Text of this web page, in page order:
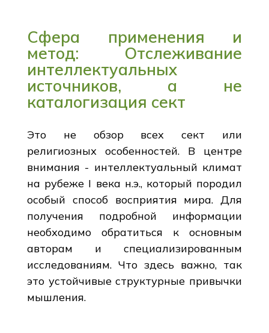
Сфера применения и
метод: Отслеживание
интеллектуальных
источников, а не
каталогизация сект
Это не обзор всех сект или
религиозных особенностей. В центре
внимания - интеллектуальный климат
на рубеже I века н.э., который породил
особый способ восприятия мира. Для
получения подробной информации
необходимо обратиться к основным
авторам и специализированным
исследованиям. Что здесь важно, так
это устойчивые структурные привычки
мышления.